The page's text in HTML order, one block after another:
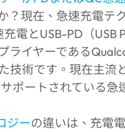
？現在、急速充電テ
電とUSB-PD（
ライヤーである
技術です。現在主流
ポートされている急
ジーの違いは、充電